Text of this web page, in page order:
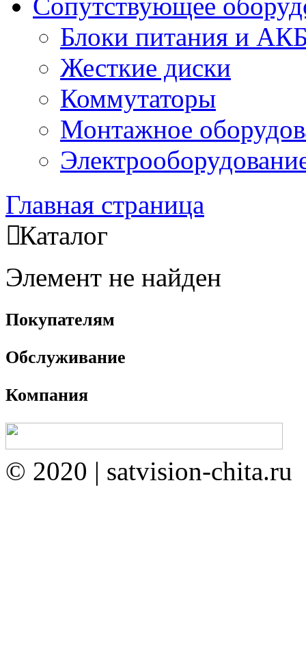
Блоки питания и
Жесткие диски
Коммутаторы
Монтажное
Главная страница
Каталог
Элемент не найден
Покупателям
Обслуживание
Компания
© 2020 | satvision-chita.ru